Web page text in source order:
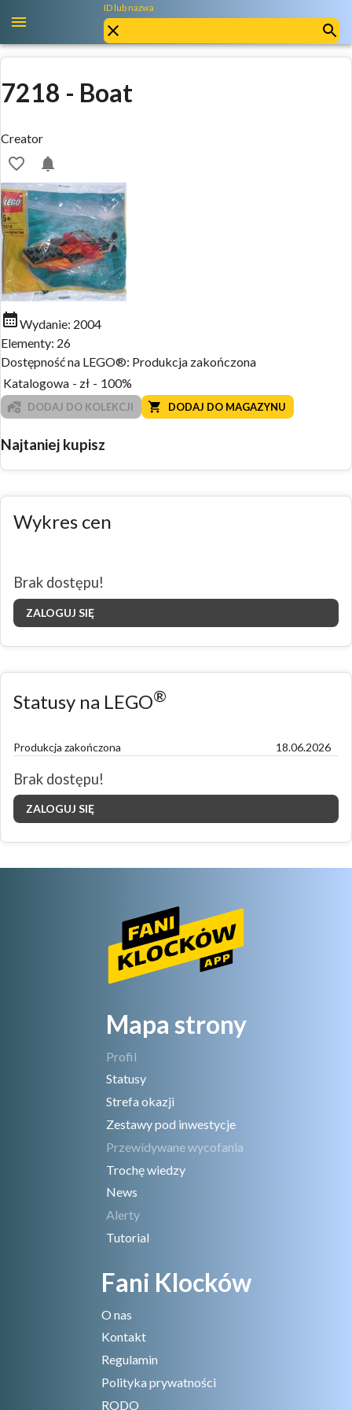
ID lub nazwa
7218 - Boat
Creator
Wydanie: 2004
Elementy: 26
Dostępność na LEGO®: Produkcja zakończona
Katalogowa - zł - 100%
DODAJ DO KOLEKCJI DODAJ DO MAGAZYNU
Najtaniej kupisz
Wykres cen
Brak dostępu!
ZALOGUJ SIĘ
Statusy na LEGO®
Produkcja zakończona 18.06.2026
Brak dostępu!
ZALOGUJ SIĘ
Mapa strony
Profil
Statusy
Strefa okazji
Zestawy pod inwestycje
Przewidywane wycofania
Trochę wiedzy
News
Alerty
Tutorial
Fani Klocków
O nas
Kontakt
Regulamin
Polityka prywatności
RODO